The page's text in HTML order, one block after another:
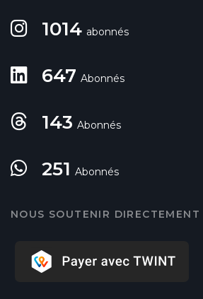
1014 abonnés
647 Abonnés
143 Abonnés
251 Abonnés
NOUS SOUTENIR